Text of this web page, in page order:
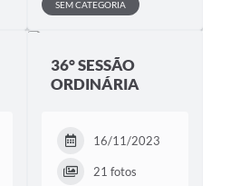
SEM CATEGORIA
36° SESSÃO
ORDINÁRIA
16/11/2023
21 fotos